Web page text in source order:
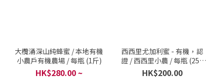
大欖涌深山純蜂蜜 / 本地有機
小農戶有機農場 / 每瓶 (1斤)
HK$280.00 ~
西西里尤加利蜜 - 有機，認
證 / 西西里小農 / 每瓶 (250
克)
HK$200.00